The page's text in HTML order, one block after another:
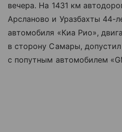
вечера. На 1431 км
Арсланово и Уразбахты 44-
автомобиля «Киа Рио»,
в сторону Самары,
с попутным автомобилем